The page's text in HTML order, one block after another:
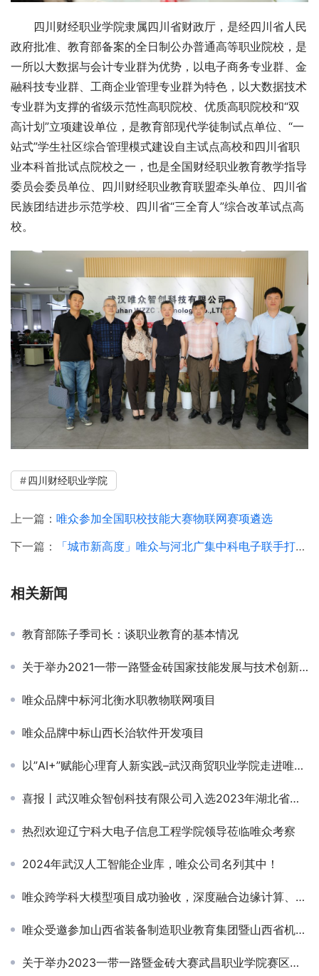
四川财经职业学院隶属四川省财政厅，是经四川省人民
政府批准、教育部备案的全日制公办普通高等职业院校，是
一所以大数据与会计专业群为优势，以电子商务专业群、金
融科技专业群、工商企业管理专业群为特色，以大数据技术
专业群为支撑的省级示范性高职院校、优质高职院校和“双
高计划”立项建设单位，是教育部现代学徒制试点单位、“一
站式”学生社区综合管理模式建设自主试点高校和四川省职
业本科首批试点院校之一，也是全国财经职业教育教学指导
委员会委员单位、四川财经职业教育联盟牵头单位、四川省
民族团结进步示范学校、四川省“三全育人”综合改革试点高
校。
四川财经职业学院
上一篇： 唯众参加全国职校技能大赛物联网赛项遴选
下一篇：
「城市新高度」唯众与河北广集中科电子联手打造城市合伙人生态圈
相关新闻
教育部陈子季司长：谈职业教育的基本情况
关于举办2021一带一路暨金砖国家技能发展与技术创新大赛之人工智能计算机视觉应用赛项的报名预通知
唯众品牌中标河北衡水职教物联网项目
唯众品牌中标山西长治软件开发项目
以”AI+”赋能心理育人新实践–武汉商贸职业学院走进唯众共探产教融合
喜报丨武汉唯众智创科技有限公司入选2023年湖北省科创“新物种”企业名单
热烈欢迎辽宁科大电子信息工程学院领导莅临唯众考察
2024年武汉人工智能企业库，唯众公司名列其中！
唯众跨学科大模型项目成功验收，深度融合边缘计算、知识库与数字人，推动职教数智化升级
唯众受邀参加山西省装备制造职业教育集团暨山西省机械电子工业联合会职业教育分会2020年工作会议
关于举办2023一带一路暨金砖大赛武昌职业学院赛区比赛（4个赛项）的报到通知